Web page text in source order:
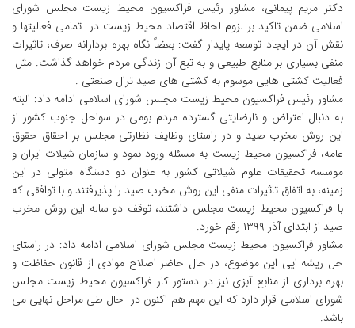
دکتر مریم پیمانی، مشاور رئیس فراکسیون محیط زیست مجلس شورای
اسلامی ضمن تاکید بر لزوم لحاظ اقتصاد محیط زیست در تمامی فعالیتها و
نقش آن در ایجاد توسعه پایدار گفت: بعضاً نگاه بهره بردارانه صرف، تاثیرات
منفی بسیاری بر منابع طبیعی و به تبع آن زندگی مردم خواهد گذاشت. مثل
فعالیت کشتی هایی موسوم به کشتی های صید ترال صنعتی .
مشاور رئیس فراکسیون محیط زیست مجلس شورای اسلامی ادامه داد: البته
به دنبال اعتراض و نارضایتی گسترده مردم بومی در سواحل جنوب کشور از
این روش مخرب صید و در راستای وظایف نظارتی مجلس بر احقاق حقوق
عامه، فراکسیون محیط زیست به مسئله ورود نمود و سازمان شیلات ایران و
موسسه تحقیقات علوم شیلاتی کشور به عنوان دو دستگاه متولی در این
زمینه، به اتفاق تاثیرات منفی این روش مخرب صید را پذیرفتند و با توافقی که
با فراکسیون محیط زیست مجلس داشتند، توقف دو ساله این روش مخرب
صید از ابتدای آذر ۱۳۹۹ رقم خورد.
مشاور فراکسیون محیط زیست مجلس شورای اسلامی ادامه داد: در راستای
حل ریشه ایی این موضوع، در حال حاضر اصلاح موادی از قانون حفاظت و
بهره برداری از منابع آبزی نیز در دستور کار فراکسیون محیط زیست مجلس
شورای اسلامی قرار دارد که این مهم هم اکنون در حال طی مراحل نهایی می
باشد.